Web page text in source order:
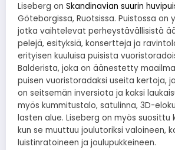
Liseberg on Skandinavian suurin
Göteborgissa, Ruotsissa. Puistossa on
jotka vaihtelevat perheystävällisistä
pelejä, esityksiä, konsertteja ja
erityisen kuuluisa puisista
Balderista, joka on äänestetty
puisen vuoristoradaksi useita kertoja,
on seitsemän inversiota ja kaksi
myös kummitustalo, satulinna, 3D-
lasten alue. Liseberg on myös suosittu
kun se muuttuu joulutoriksi valoineen,
luistinratoineen ja joulupukkeineen.